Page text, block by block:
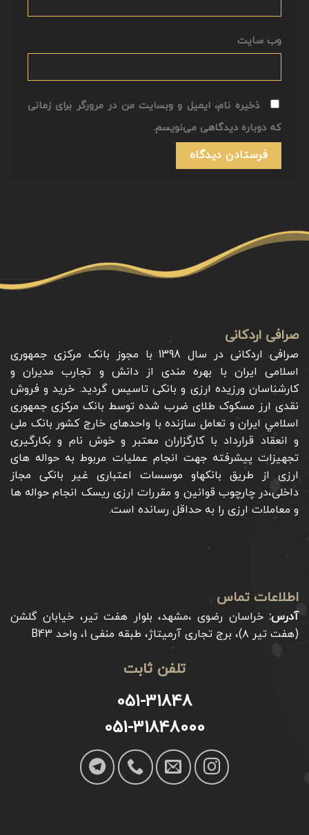
وب‌ سایت
ذخیره نام، ایمیل و وبسایت من در مرورگر برای زمانی
که دوباره دیدگاهی می‌نویسم.
صرافی اردکانی
صرافی اردکانی در سال 1398 با مجوز بانک مرکزی جمهوری
اسلامی ایران با بهره مندی از دانش و تجارب مدیران و
کارشناسان ورزیده ارزی و بانکی تاسیس گردید. خرید و فروش
نقدی ارز مسکوک طلای ضرب شده توسط بانک مرکزی جمهوری
اسلامي ايران و تعامل سازنده با واحدهای خارج کشور بانک ملی
و انعقاد قرارداد با کارگزاران معتبر و خوش نام و بکارگیری
تجهیزات پیشرفته جهت انجام عملیات مربوط به حواله های
ارزی از طریق بانکهاو موسسات اعتباری غیر بانکی مجاز
داخلی،در چارچوب قوانین و مقررات ارزی ریسک انجام حواله ها
و معاملات ارزی را به حداقل رسانده است.
اطلاعات تماس
آدرس: خراسان رضوی ،مشهد، بلوار هفت تیر، خیابان گلشن
(هفت تیر ۸)، برج تجاری آرمیتاژ، طبقه منفی ۱، واحد B43
تلفن ثابت
051-31848
051-31848000